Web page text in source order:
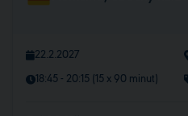
22.2.2027
18:45 - 20:15 (15 x 90 minut)